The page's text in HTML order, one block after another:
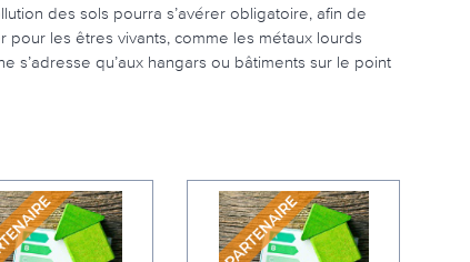
des sols pourra s’avérer obligatoire, afin de
les êtres vivants, comme les métaux lourds
s’adresse qu’aux hangars ou bâtiments sur le point